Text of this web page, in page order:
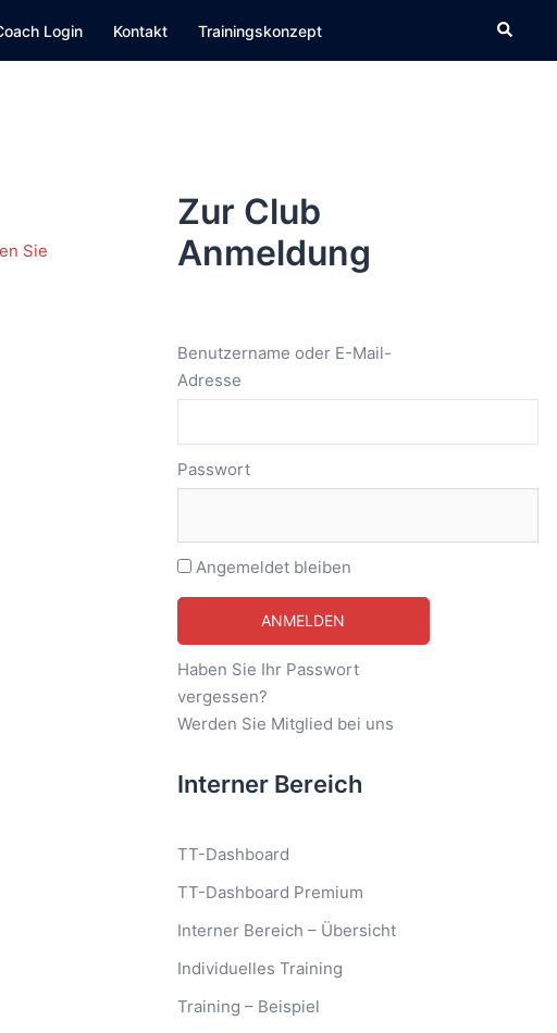
Login Kontakt Trainingskonzept Suche
Sie
Zur Club
Anmeldung
Benutzername oder E-Mail-
Adresse
Passwort
Angemeldet bleiben
Haben Sie Ihr Passwort
vergessen?
Werden Sie Mitglied bei uns
Interner Bereich
TT-Dashboard
TT-Dashboard Premium
Interner Bereich – Übersicht
Individuelles Training
Training – Beispiel